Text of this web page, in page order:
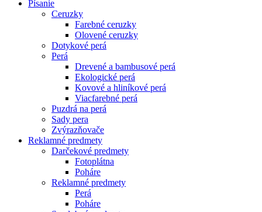
Písanie
Ceruzky
Farebné ceruzky
Olovené ceruzky
Dotykové perá
Perá
Drevené a bambusové perá
Ekologické perá
Kovové a hliníkové perá
Viacfarebné perá
Puzdrá na perá
Sady pera
Zvýrazňovače
Reklamné predmety
Darčekové predmety
Fotoplátna
Poháre
Reklamné predmety
Perá
Poháre